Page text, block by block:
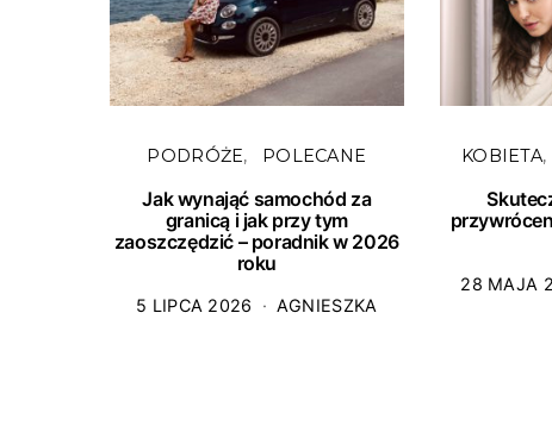
PODRÓŻE POLECANE
Jak wynająć samochód za
granicą i jak przy tym
zaoszczędzić – poradnik w 2026
roku
5 LIPCA 2026 AGNIESZKA
KOBIETA
28 MAJA